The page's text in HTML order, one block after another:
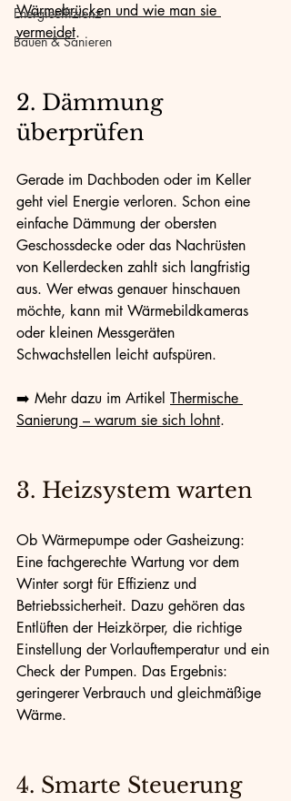
Energieeffizienz
Bauen & Sanieren
Wärmebrücken und wie man sie
vermeidet.
2. Dämmung
überprüfen
Gerade im Dachboden oder im Keller
geht viel Energie verloren. Schon eine
einfache Dämmung der obersten
Geschossdecke oder das Nachrüsten
von Kellerdecken zahlt sich langfristig
aus. Wer etwas genauer hinschauen
möchte, kann mit Wärmebildkameras
oder kleinen Messgeräten
Schwachstellen leicht aufspüren.
➡️ Mehr dazu im Artikel Thermische
Sanierung – warum sie sich lohnt.
3. Heizsystem warten
Ob Wärmepumpe oder Gasheizung:
Eine fachgerechte Wartung vor dem
Winter sorgt für Effizienz und
Betriebssicherheit. Dazu gehören das
Entlüften der Heizkörper, die richtige
Einstellung der Vorlauftemperatur und ein
Check der Pumpen. Das Ergebnis:
geringerer Verbrauch und gleichmäßige
Wärme.
4. Smarte Steuerung